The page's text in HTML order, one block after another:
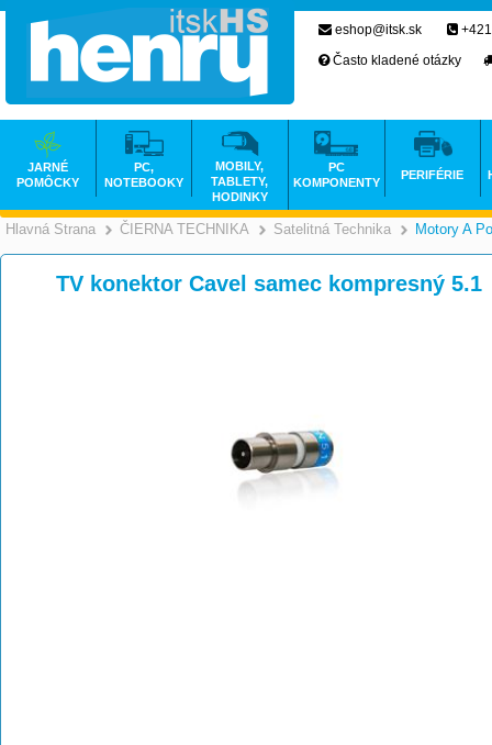
Hlavná Strana >
ČIERNA TECHNIKA >
Satelitná Technika Motory A
TV konektor Cavel samec kompresný 5.1
eshop@itsk.sk
Často kladené otázky
JARNÉ
POMÔCKY
PC,
NOTEBOOKY
MOBILY,
TABLETY,
HODINKY
PC
KOMPONENTY
PERIFÉRIE